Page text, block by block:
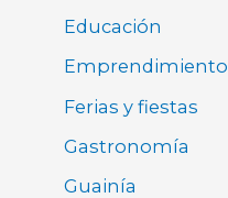
Educación
Emprendimiento
Ferias y fiestas
Gastronomía
Guainía